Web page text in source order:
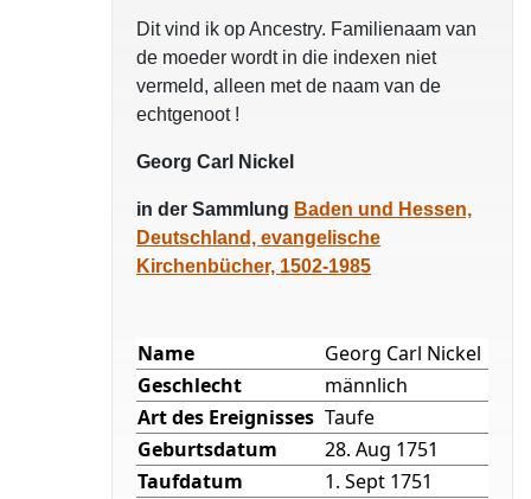
Dit vind ik op Ancestry. Familienaam van
de moeder wordt in die indexen niet
vermeld, alleen met de naam van de
echtgenoot !
Georg Carl Nickel
in der Sammlung Baden und Hessen,
Deutschland, evangelische
Kirchenbücher, 1502-1985
Name
Georg Carl Nickel
Geschlecht
männlich
Art des Ereignisses Taufe
Geburtsdatum
28. Aug 1751
Taufdatum
1. Sept 1751